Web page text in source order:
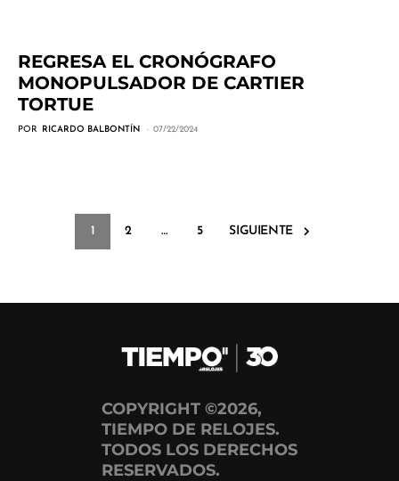
REGRESA EL CRONÓGRAFO
MONOPULSADOR DE CARTIER
TORTUE
POR RICARDO BALBONTÍN 07/22/2024
1 2 … 5 SIGUIENTE
COPYRIGHT ©2026,
TIEMPO DE RELOJES.
TODOS LOS DERECHOS
RESERVADOS.